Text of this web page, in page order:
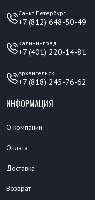
Санкт Петербург
+7 (812) 648-50-49
Калининград
+7 (401) 220-14-81
Архангельск
+7 (818) 245-76-62
ИНФОРМАЦИЯ
О компании
Оплата
Доставка
Возврат